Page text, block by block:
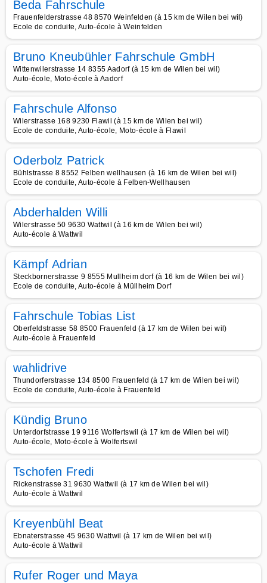
Beda Fahrschule
Frauenfelderstrasse 48 8570 Weinfelden (à 15 km de Wilen bei wil)
Ecole de conduite, Auto-école à Weinfelden
Bruno Kneubühler Fahrschule GmbH
Wittenwilerstrasse 14 8355 Aadorf (à 15 km de Wilen bei wil)
Auto-école, Moto-école à Aadorf
Fahrschule Alfonso
Wilerstrasse 168 9230 Flawil (à 15 km de Wilen bei wil)
Ecole de conduite, Auto-école, Moto-école à Flawil
Oderbolz Patrick
Bühlstrasse 8 8552 Felben wellhausen (à 16 km de Wilen bei wil)
Ecole de conduite, Auto-école à Felben-Wellhausen
Abderhalden Willi
Wilerstrasse 50 9630 Wattwil (à 16 km de Wilen bei wil)
Auto-école à Wattwil
Kämpf Adrian
Steckbornerstrasse 9 8555 Mullheim dorf (à 16 km de Wilen bei wil)
Ecole de conduite, Auto-école à Müllheim Dorf
Fahrschule Tobias List
Oberfeldstrasse 58 8500 Frauenfeld (à 17 km de Wilen bei wil)
Auto-école à Frauenfeld
wahlidrive
Thundorferstrasse 134 8500 Frauenfeld (à 17 km de Wilen bei wil)
Ecole de conduite, Auto-école à Frauenfeld
Kündig Bruno
Unterdorfstrasse 19 9116 Wolfertswil (à 17 km de Wilen bei wil)
Auto-école, Moto-école à Wolfertswil
Tschofen Fredi
Rickenstrasse 31 9630 Wattwil (à 17 km de Wilen bei wil)
Auto-école à Wattwil
Kreyenbühl Beat
Ebnaterstrasse 45 9630 Wattwil (à 17 km de Wilen bei wil)
Auto-école à Wattwil
Rufer Roger und Maya